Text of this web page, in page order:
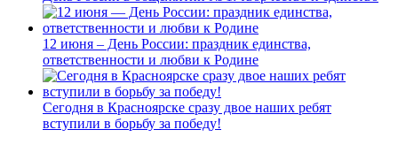
12 июня – День России: праздник единства,
ответственности и любви к Родине
Сегодня в Красноярске сразу двое наших ребят
вступили в борьбу за победу!